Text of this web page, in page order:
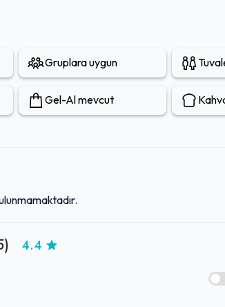
Gruplara uygun
Gel-Al mevcut
4.4